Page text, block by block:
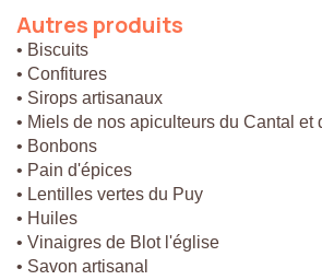
Autres produits
• Biscuits
• Confitures
• Sirops artisanaux
• Miels de nos apiculteurs du Cantal et
• Bonbons
• Pain d'épices
• Lentilles vertes du Puy
• Huiles
• Vinaigres de Blot l'église
• Savon artisanal